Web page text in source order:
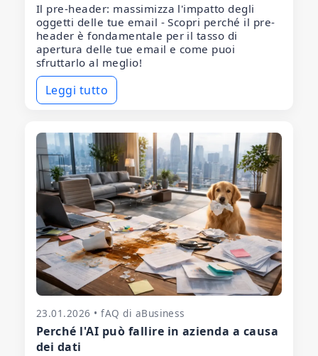
Il pre-header: massimizza l'impatto degli
oggetti delle tue email - Scopri perché il pre-
header è fondamentale per il tasso di
apertura delle tue email e come puoi
sfruttarlo al meglio!
Leggi tutto
23.01.2026 • fAQ di aBusiness
Perché l'AI può fallire in azienda a causa
dei dati